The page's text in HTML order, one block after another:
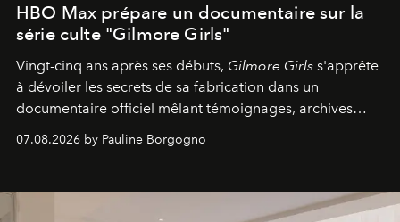
HBO Max prépare un documentaire sur la
série culte "Gilmore Girls"
Vingt-cinq ans après ses débuts, Gilmore Girls s'apprête
à dévoiler les secrets de sa fabrication dans un
documentaire officiel mêlant témoignages, archives
générationnel.
07.08.2026 by Pauline Borgogno